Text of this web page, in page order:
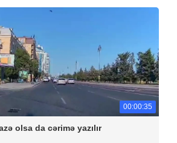
00:00:35
olsa da cərimə yazılır